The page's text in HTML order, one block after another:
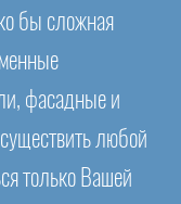
бы сложная
фасадные и
любой
только Вашей